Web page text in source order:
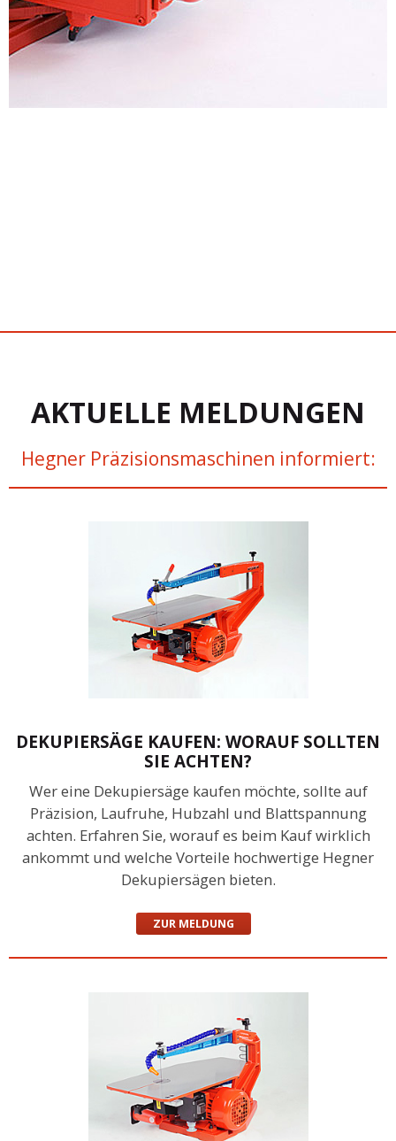
AKTUELLE MELDUNGEN
Hegner Präzisionsmaschinen informiert:
DEKUPIERSÄGE KAUFEN: WORAUF SOLLTEN
SIE ACHTEN?
Wer eine Dekupiersäge kaufen möchte, sollte auf
Präzision, Laufruhe, Hubzahl und Blattspannung
achten. Erfahren Sie, worauf es beim Kauf wirklich
ankommt und welche Vorteile hochwertige Hegner
Dekupiersägen bieten.
ZUR MELDUNG